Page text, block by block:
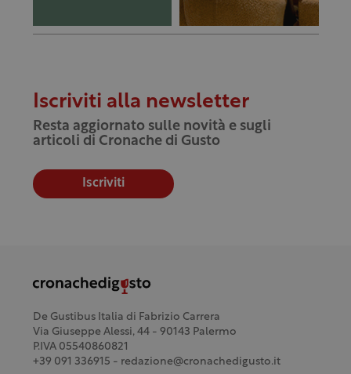
Iscriviti alla newsletter
Resta aggiornato sulle novità e sugli
articoli di Cronache di Gusto
Iscriviti
De Gustibus Italia di Fabrizio Carrera
Via Giuseppe Alessi, 44 - 90143 Palermo
P.IVA 05540860821
+39 091 336915 - redazione@cronachedigusto.it